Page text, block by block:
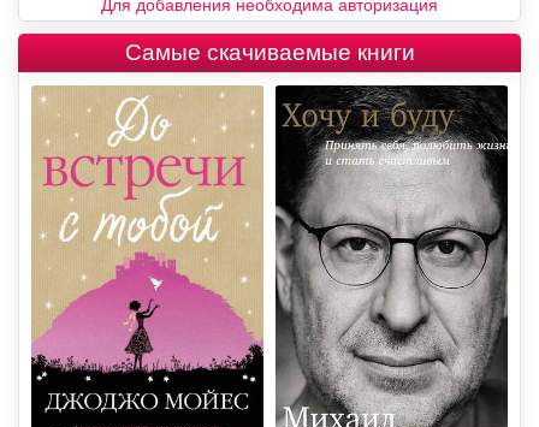
Для добавления необходима авторизация
Самые скачиваемые книги